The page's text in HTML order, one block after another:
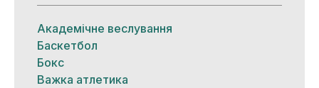
Академічне веслування
Баскетбол
Бокс
Важка атлетика